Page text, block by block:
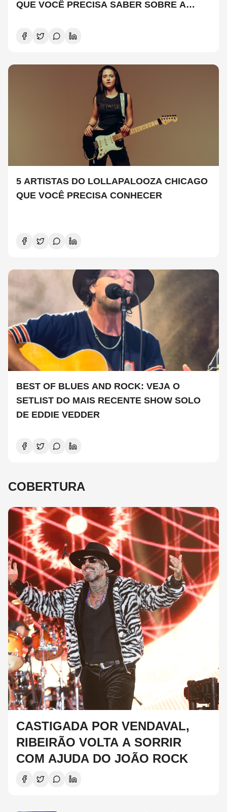
QUE VOCÊ PRECISA SABER SOBRE A
5 ARTISTAS DO LOLLAPALOOZA CHICAGO
QUE VOCÊ PRECISA CONHECER
BEST OF BLUES AND ROCK: VEJA O
SETLIST DO MAIS RECENTE SHOW SOLO
DE EDDIE VEDDER
COBERTURA
CASTIGADA POR VENDAVAL,
RIBEIRÃO VOLTA A SORRIR
COM AJUDA DO JOÃO ROCK